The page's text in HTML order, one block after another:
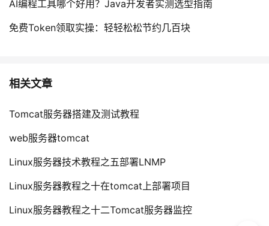
AI编程工具哪个好用？Java开发者实测选型指南
免费Token领取实操：轻轻松松节约几百块
相关文章
Tomcat服务器搭建及测试教程
web服务器tomcat
Linux服务器技术教程之五部署LNMP
Linux服务器教程之十在tomcat上部署项目
Linux服务器教程之十二Tomcat服务器监控